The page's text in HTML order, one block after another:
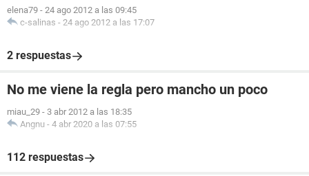
elena79 - 24 ago 2012 a las 09:45
c-salinas - 24 ago 2012 a las 17:07
2 respuestas
No me viene la regla pero mancho un poco
miau_29 - 3 abr 2012 a las 18:35
Angnu - 4 abr 2020 a las 07:55
112 respuestas